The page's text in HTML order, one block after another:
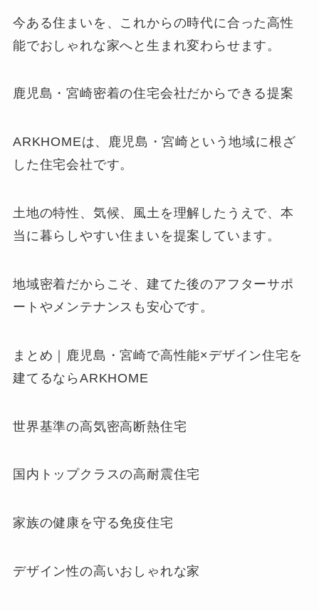
今ある住まいを、これからの時代に合った高性
能でおしゃれな家へと生まれ変わらせます。
鹿児島・宮崎密着の住宅会社だからできる提案
ARKHOMEは、鹿児島・宮崎という地域に根ざ
した住宅会社です。
土地の特性、気候、風土を理解したうえで、本
当に暮らしやすい住まいを提案しています。
地域密着だからこそ、建てた後のアフターサポ
ートやメンテナンスも安心です。
まとめ｜鹿児島・宮崎で高性能×デザイン住宅を
建てるならARKHOME
世界基準の高気密高断熱住宅
国内トップクラスの高耐震住宅
家族の健康を守る免疫住宅
デザイン性の高いおしゃれな家